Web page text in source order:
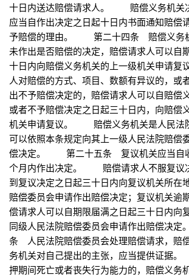
十日内送达赔偿请求人。 赔偿义务机关决
应当自作出决定之日起十日内书面通知赔偿
予赔偿的理由。 第二十四条 赔偿义务
未作出是否赔偿的决定，赔偿请求人可以自
十日内向赔偿义务机关的上一级机关申
人对赔偿的方式、项目、数额有异议的，或
出不予赔偿决定的，赔偿请求人可以自赔偿
或者不予赔偿决定之日起三十日内，向赔偿
机关申请复议。 赔偿义务机关是人民法
可以依照本条规定向其上一级人民法院赔偿
偿决定。 第二十五条 复议机关应当自
个月内作出决定。 赔偿请求人不服复议
到复议决定之日起三十日内向复议机关所在
赔偿委员会申请作出赔偿决定；复议机关逾
偿请求人可以自期限届满之日起三十日内向
同级人民法院赔偿委员会申请作出赔偿
条 人民法院赔偿委员会处理赔偿请求，赔
务机关对自己提出的主张，应当提供证
押期间死亡或者丧失行为能力的，赔偿义务